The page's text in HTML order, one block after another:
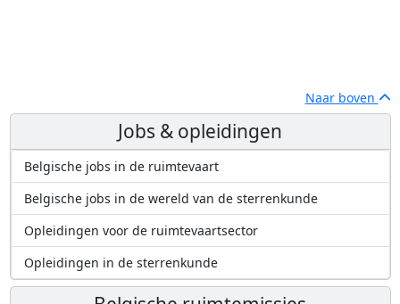
Naar boven
Jobs & opleidingen
Belgische jobs in de ruimtevaart
Belgische jobs in de wereld van de sterrenkunde
Opleidingen voor de ruimtevaartsector
Opleidingen in de sterrenkunde